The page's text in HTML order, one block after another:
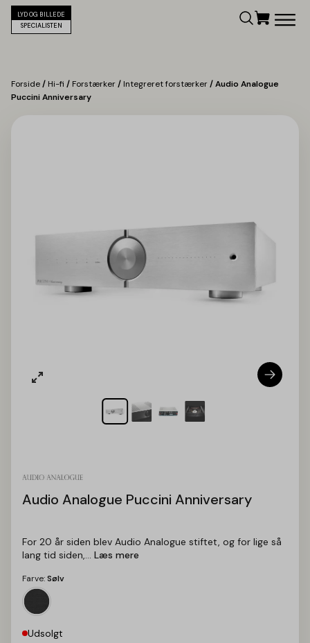
LYD OG BILLEDE
SPECIALISTEN
Forside/ Hi-fi / Forstærker/ Integreret forstærker/ Audio Analogue
Puccini Anniversary
Audio Analogue Puccini Anniversary
For 20 år siden blev Audio Analogue stiftet, og for lige så
lang tid siden,... Læs mere
Farve:Sølv
Udsolgt